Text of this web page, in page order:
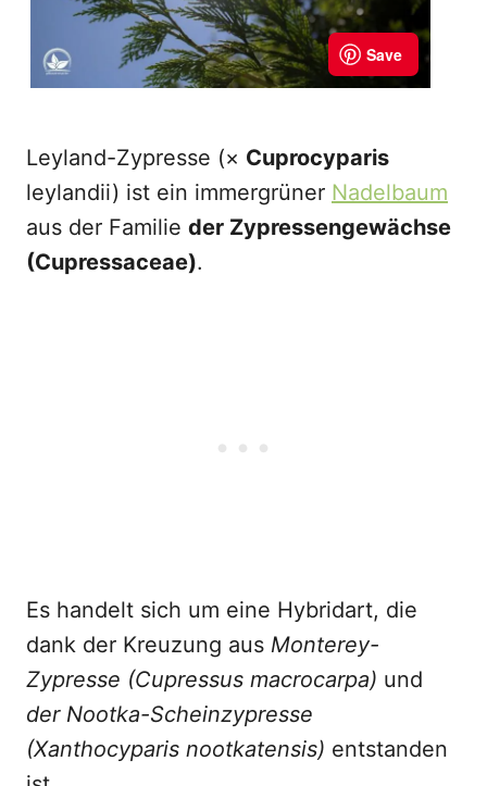
Leyland-Zypresse (× Cuprocyparis
leylandii) ist ein immergrüner Nadelbaum
aus der Familie der Zypressengewächse
(Cupressaceae).
Es handelt sich um eine Hybridart, die
dank der Kreuzung aus Monterey-
Zypresse (Cupressus macrocarpa) und
der Nootka-Scheinzypresse
(Xanthocyparis nootkatensis) entstanden